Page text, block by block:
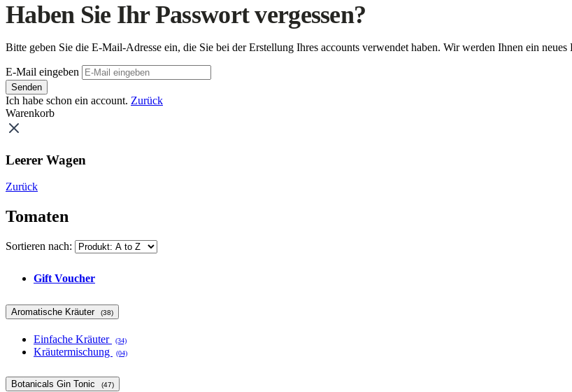
Haben Sie Ihr Passwort vergessen?
Bitte geben Sie die E-Mail-Adresse ein, die Sie bei der Erstellung Ihres accounts verwendet haben. Wir werden Ihnen ein
E-Mail eingeben
Senden
Ich habe schon ein account. Zurück
Warenkorb
Leerer Wagen
Zurück
Tomaten
Sortieren nach:
Gift Voucher
Aromatische Kräuter (38)
Einfache Kräuter (34)
Kräutermischung (04)
Botanicals Gin Tonic (47)